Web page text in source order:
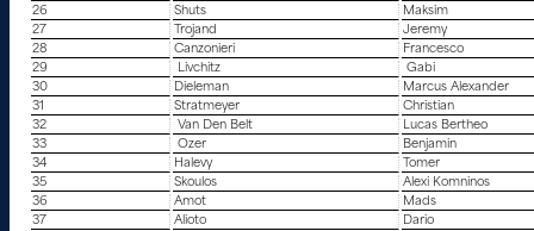
26
Shuts
Maksim
27
Trojand
Jeremy
28
Canzonieri
Francesco
29
Livchitz
Gabi
30
Dieleman
Marcus Alexander
31
Stratmeyer
Christian
32
Van Den Belt
Lucas Bertheo
33
Ozer
Benjamin
34
Halevy
Tomer
35
Skoulos
Alexi Komninos
36
Amot
Mads
37
Alioto
Dario